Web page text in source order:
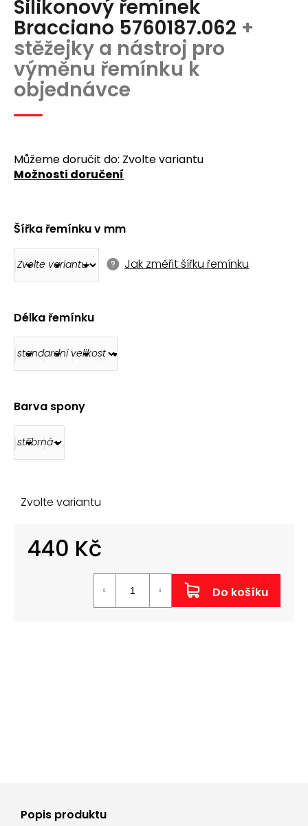
produktu
je
0,0
z
5
hvězdiček.
Silikonový řemínek
Bracciano 5760187.062 +
stěžejky a nástroj pro
výměnu řemínku k
objednávce
Barva spony
Délka řemínku
Šířka řemínku v mm
Jak změřit šířku řemínku
Můžeme doručit do: Zvolte variantu
Možnosti doručení
Zvolte variantu
440 Kč
Do košíku
Popis produktu
a
j
í
t
?
Hledat
D
o
p
o
r
u
j
e
m
ŘEMÍNEK
Z
PRAVÉ
KŮŽE
Kč